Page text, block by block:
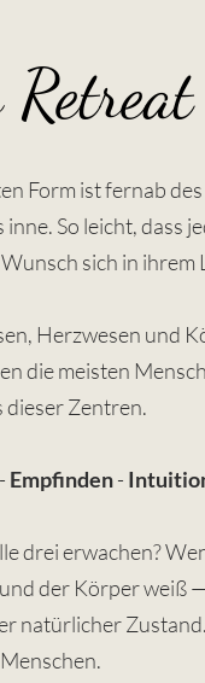
Retreat
Form ist fernab
So leicht, dass
sich in ihrem
Herzwesen und
die meisten
dieser Zentren.
Empfinden-
drei erwachen?
der Körper weiß
natürlicher
Menschen.